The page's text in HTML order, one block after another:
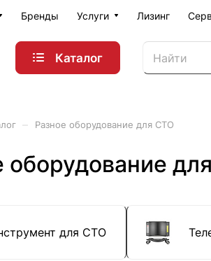
Бренды Услуги Лизинг
Каталог
Разное оборудование для СТО
оборудование
для СТО